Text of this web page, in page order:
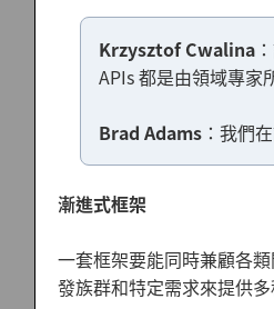
Krzysztof Cwalina
APIs 都是由領域專家
Brad Adams：我們
漸進式框架
一套框架要能同時兼顧各
發族群和特定需求來提供